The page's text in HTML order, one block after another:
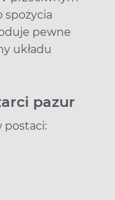
spożycia
pewne
układu
pazur
postaci: